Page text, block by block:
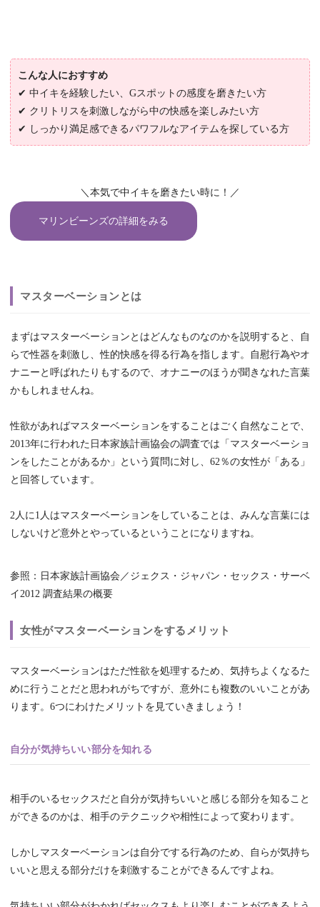
こんな人におすすめ
✔ 中イキを経験したい、Gスポットの感度を磨きたい方
✔ クリトリスを刺激しながら中の快感を楽しみたい方
✔ しっかり満足感できるパワフルなアイテムを探している方
＼本気で中イキを磨きたい時に！／
マリンビーンズの詳細をみる
マスターベーションとは
まずはマスターベーションとはどんなものなのかを説明すると、自
らで性器を刺激し、性的快感を得る行為を指します。自慰行為やオ
ナニーと呼ばれたりもするので、オナニーのほうが聞きなれた言葉
かもしれませんね。
性欲があればマスターベーションをすることはごく自然なことで、
2013年に行われた日本家族計画協会の調査では「マスターベーショ
ンをしたことがあるか」という質問に対し、62％の女性が「ある」
と回答しています。
2人に1人はマスターベーションをしていることは、みんな言葉には
しないけど意外とやっているということになりますね。
参照：日本家族計画協会／ジェクス・ジャパン・セックス・サーベ
イ2012 調査結果の概要
女性がマスターベーションをするメリット
マスターベーションはただ性欲を処理するため、気持ちよくなるた
めに行うことだと思われがちですが、意外にも複数のいいことがあ
ります。6つにわけたメリットを見ていきましょう！
自分が気持ちいい部分を知れる
相手のいるセックスだと自分が気持ちいいと感じる部分を知ること
ができるのかは、相手のテクニックや相性によって変わります。
しかしマスターベーションは自分でする行為のため、自らが気持ち
いいと思える部分だけを刺激することができるんですよね。